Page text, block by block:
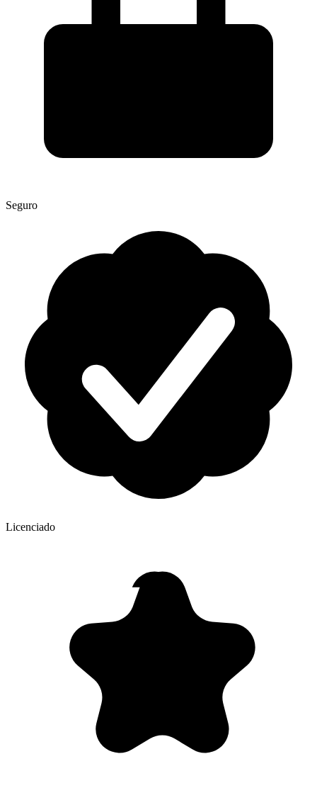
Seguro
Licenciado